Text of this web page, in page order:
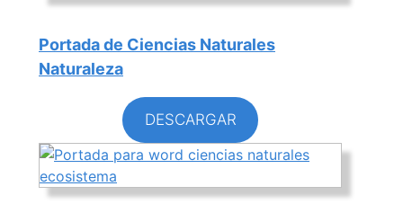
Portada de Ciencias Naturales
Naturaleza
DESCARGAR